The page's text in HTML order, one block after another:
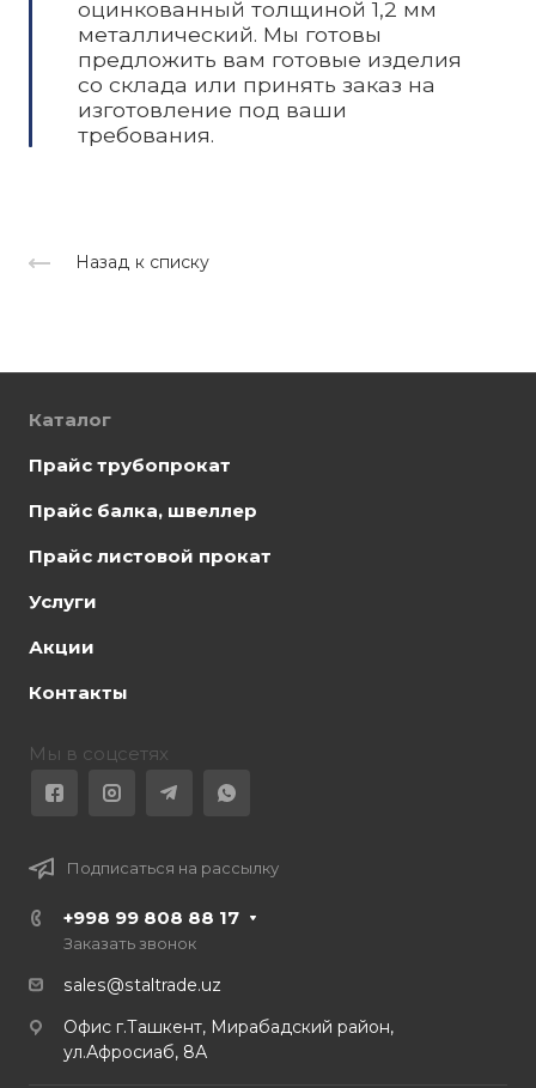
оцинкованный толщиной 1,2 мм
металлический. Мы готовы
предложить вам готовые изделия
со склада или принять заказ на
изготовление под ваши
требования.
Назад к списку
Каталог
Прайс трубопрокат
Прайс балка, швеллер
Прайс листовой прокат
Услуги
Акции
Контакты
Мы в соцсетях
Подписаться на рассылку
+998 99 808 88 17
Заказать звонок
sales@staltrade.uz
Офис г.Ташкент, Мирабадский район,
ул.Афросиаб, 8А